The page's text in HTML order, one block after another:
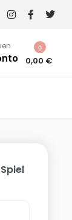
0,00 €
0